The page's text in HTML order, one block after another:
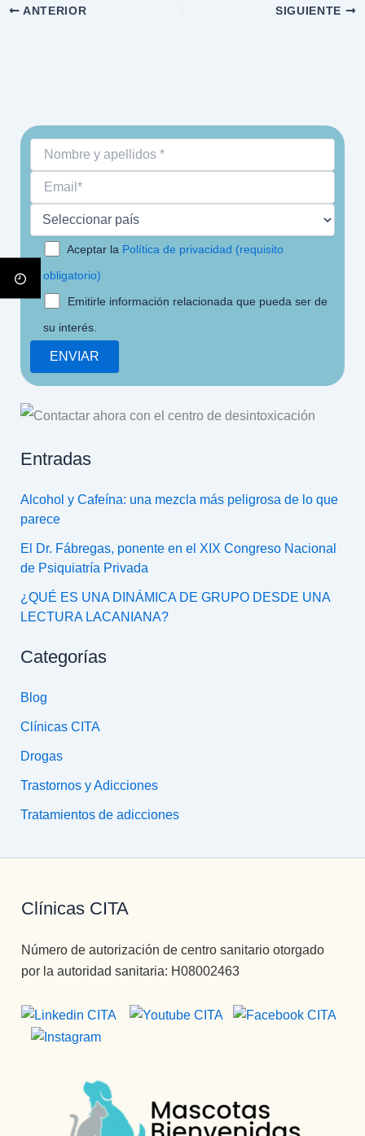
ANTERIOR SIGUIENTE
Aceptar la Política de privacidad (requisito
obligatorio)
Emitirle información relacionada que pueda ser de
su interés.
Entradas
Alcohol y Cafeína: una mezcla más peligrosa de lo que
parece
El Dr. Fábregas, ponente en el XIX Congreso Nacional
de Psiquiatría Privada
¿QUÉ ES UNA DINÁMICA DE GRUPO DESDE UNA
LECTURA LACANIANA?
Categorías
Blog
Clínicas CITA
Drogas
Trastornos y Adicciones
Tratamientos de adicciones
Clínicas CITA
Número de autorización de centro sanitario otorgado
por la autoridad sanitaria: H08002463